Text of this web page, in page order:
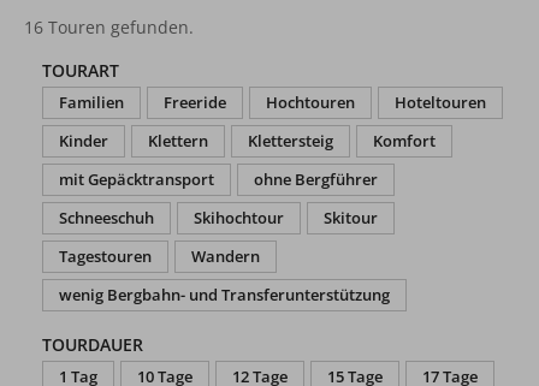
16 Touren gefunden.
TOURART
Familien Freeride Hochtouren
Hoteltouren
Kinder
Klettern Klettersteig
Komfort
mit Gepäcktransport
ohne Bergführer
Schneeschuh
Skihochtour
Skitour
Tagestouren
Wandern
wenig Bergbahn- und Transferunterstützung
TOURDAUER
1 Tag 10 Tage 12 Tage 15 Tage
17 Tage